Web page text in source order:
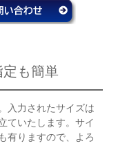
も簡単
入力されたサイズは
ていたします。サイ
有りますので、よろ